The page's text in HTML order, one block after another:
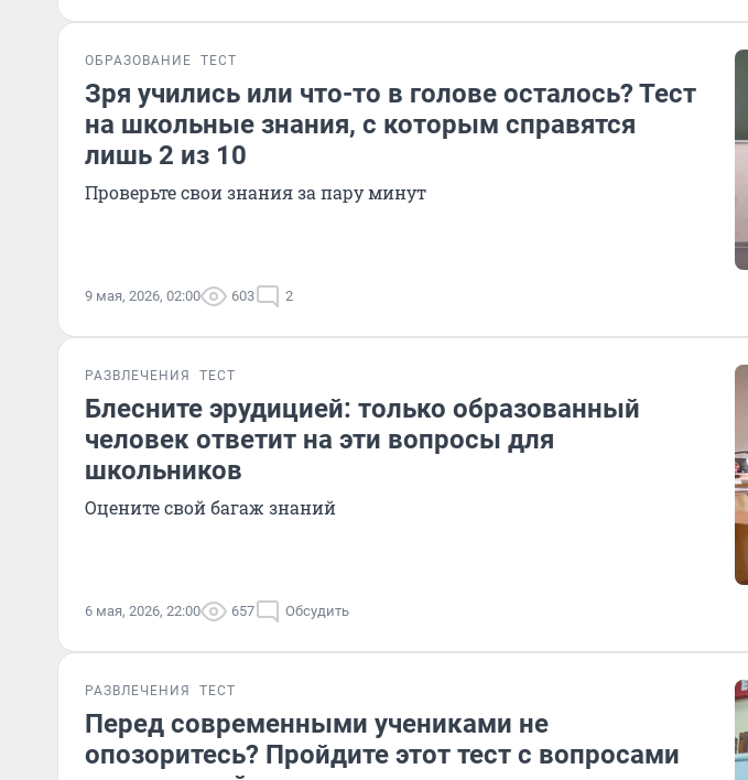
ОБРАЗОВАНИЕ ТЕСТ
Зря учились или что-то в голове осталось? Тест
на школьные знания, с которым справятся
лишь 2 из 10
Проверьте свои знания за пару минут
9 мая, 2026, 02:00 603 2
РАЗВЛЕЧЕНИЯ ТЕСТ
Блесните эрудицией: только образованный
человек ответит на эти вопросы для
школьников
Оцените свой багаж знаний
6 мая, 2026, 22:00 657 Обсудить
РАЗВЛЕЧЕНИЯ ТЕСТ
Перед современными учениками не
опозоритесь? Пройдите этот тест с вопросами